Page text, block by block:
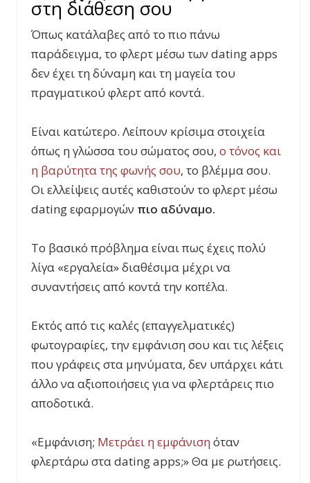
στη διάθεση σου
Όπως κατάλαβες από το πιο πάνω
παράδειγμα, το φλερτ μέσω των dating apps
δεν έχει τη δύναμη και τη μαγεία του
πραγματικού φλερτ από κοντά.
Είναι κατώτερο. Λείπουν κρίσιμα στοιχεία
όπως η γλώσσα του σώματος σου, ο τόνος και
η βαρύτητα της φωνής σου, το βλέμμα σου.
Οι ελλείψεις αυτές καθιστούν το φλερτ μέσω
dating εφαρμογών πιο αδύναμο.
Το βασικό πρόβλημα είναι πως έχεις πολύ
λίγα «εργαλεία» διαθέσιμα μέχρι να
συναντήσεις από κοντά την κοπέλα.
Εκτός από τις καλές (επαγγελματικές)
φωτογραφίες, την εμφάνιση σου και τις λέξεις
που γράφεις στα μηνύματα, δεν υπάρχει κάτι
άλλο να αξιοποιήσεις για να φλερτάρεις πιο
αποδοτικά.
«Εμφάνιση; Μετράει η εμφάνιση όταν
φλερτάρω στα dating apps;» Θα με ρωτήσεις.